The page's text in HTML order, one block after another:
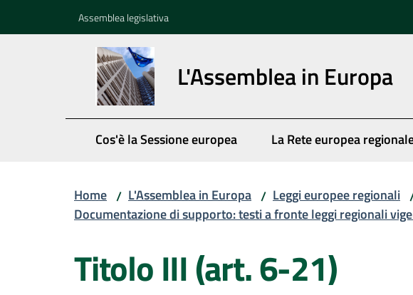
Assemblea legislativa
L'Assemblea in Europa
Cos'è la Sessione europea La Rete europea
Home / L'Assemblea in Europa / Leggi europee regionali
Documentazione di supporto: testi a fronte leggi regionali
Titolo III (art. 6-21)